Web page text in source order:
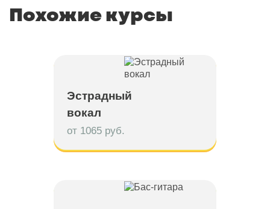
Похожие курсы
Эстрадный
вокал
от 1065 руб.